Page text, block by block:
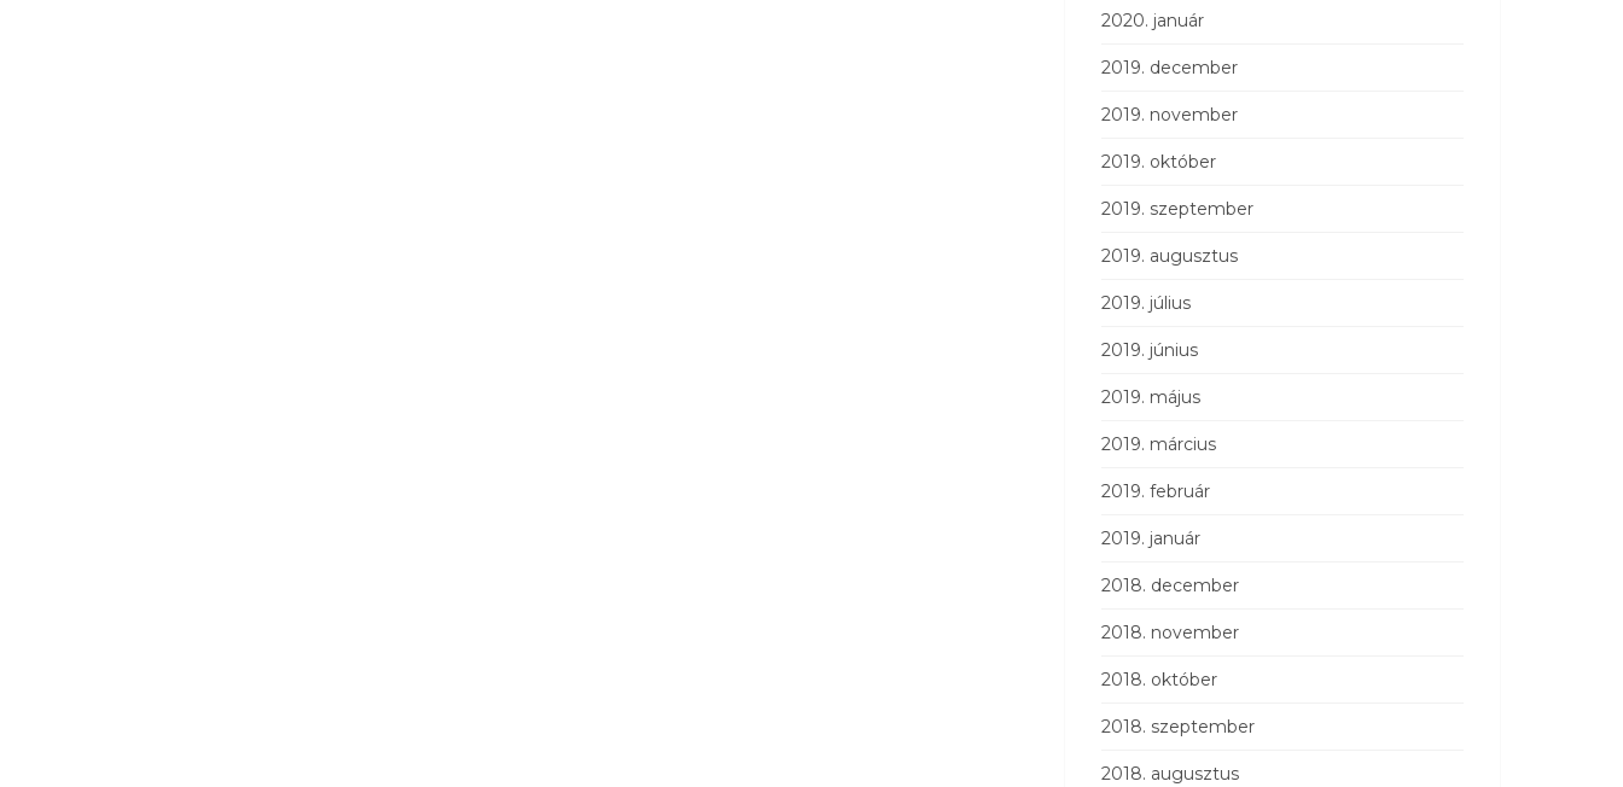
2020. január
2019. december
2019. november
2019. október
2019. szeptember
2019. augusztus
2019. július
2019. június
2019. május
2019. március
2019. február
2019. január
2018. december
2018. november
2018. október
2018. szeptember
2018. augusztus